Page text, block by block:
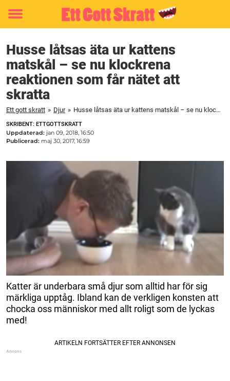
Toggle
Husse låtsas äta ur kattens
matskål – se nu klockrena
reaktionen som får nätet att
skratta
Ett gott skratt » Djur » Husse låtsas äta ur kattens matskål – se nu klockrena reaktionen som får nätet att skratta
SKRIBENT: ETTGOTTSKRATT
Uppdaterad: jan 09, 2018, 16:50
Publicerad: maj 30, 2017, 16:59
Katter är underbara små djur som alltid har för sig
märkliga upptåg. Ibland kan de verkligen konsten att
chocka oss människor med allt roligt som de lyckas
med!